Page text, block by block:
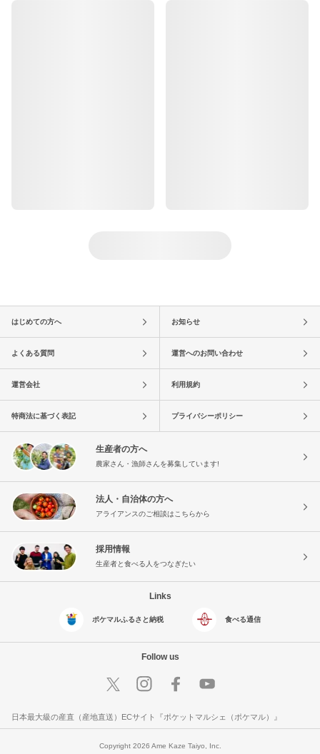
はじめての方へ お知らせ
よくある質問 運営へのお問い合わせ
運営会社 利用規約
特商法に基づく表記 プライバシーポリシー
生産者の方へ
農家さん・漁師さんを募集しています!
法人・自治体の方へ
アライアンスのご相談はこちらから
採用情報
生産者と食べる人をつなぎたい
Links
ポケマルふるさと納税 食べる通信
Follow us
日本最大級の産直（産地直送）ECサイト『ポケットマルシェ（ポケマル）』
Copyright 2026 Ame Kaze Taiyo, Inc.